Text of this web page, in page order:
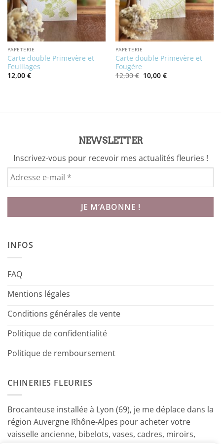
PAPETERIE
Carte double Primevère et
Feuillages
12,00 €
PAPETERIE
Carte double Primevère et
Fougère
12,00€ Le
prix
10,00 €Le
NEWSLETTER
Inscrivez-vous pour recevoir mes actualités fleuries !
INFOS
FAQ
Mentions légales
Conditions générales de vente
Politique de confidentialité
Politique de remboursement
CHINERIES FLEURIES
Brocanteuse installée à Lyon (69), je me déplace dans la
région Auvergne Rhône-Alpes pour acheter votre
vaisselle ancienne, bibelots, vases, cadres, miroirs,